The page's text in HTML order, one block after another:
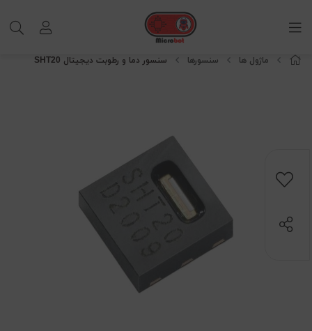
ماژول ها سنسورها سنسور دما و رطوبت دیجیتال SHT20